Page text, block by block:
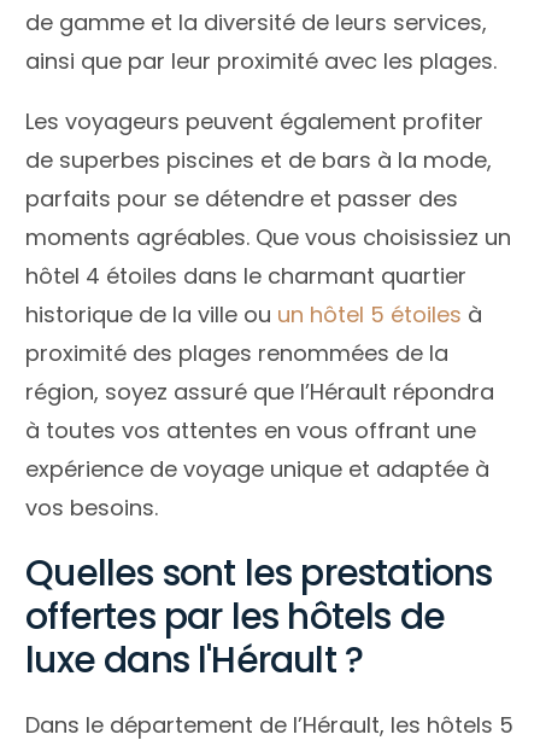
de gamme et la diversité de leurs services,
ainsi que par leur proximité avec les plages.
Les voyageurs peuvent également profiter
de superbes piscines et de bars à la mode,
parfaits pour se détendre et passer des
moments agréables. Que vous choisissiez un
hôtel 4 étoiles dans le charmant quartier
historique de la ville ou un hôtel 5 étoiles à
proximité des plages renommées de la
région, soyez assuré que l’Hérault répondra
à toutes vos attentes en vous offrant une
expérience de voyage unique et adaptée à
vos besoins.
Quelles sont les prestations
offertes par les hôtels de
luxe dans l'Hérault ?
Dans le département de l’Hérault, les hôtels 5